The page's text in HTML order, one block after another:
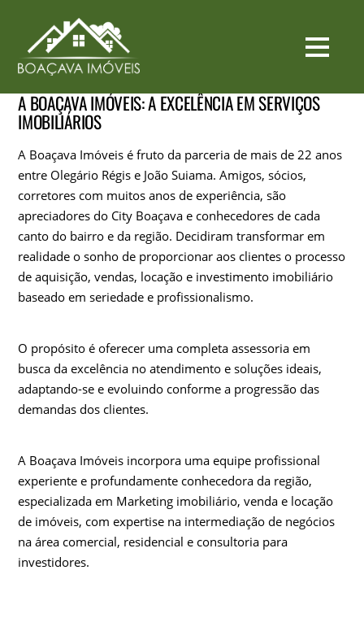
A BOAÇAVA IMÓVEIS: A EXCELÊNCIA EM SERVIÇOS
IMOBILIÁRIOS
A Boaçava Imóveis é fruto da parceria de mais de 22 anos
entre Olegário Régis e João Suiama. Amigos, sócios,
corretores com muitos anos de experiência, são
apreciadores do City Boaçava e conhecedores de cada
canto do bairro e da região. Decidiram transformar em
realidade o sonho de proporcionar aos clientes o processo
de aquisição, vendas, locação e investimento imobiliário
baseado em seriedade e profissionalismo.
O propósito é oferecer uma completa assessoria em
busca da excelência no atendimento e soluções ideais,
adaptando-se e evoluindo conforme a progressão das
demandas dos clientes.
A Boaçava Imóveis incorpora uma equipe profissional
experiente e profundamente conhecedora da região,
especializada em Marketing imobiliário, venda e locação
de imóveis, com expertise na intermediação de negócios
na área comercial, residencial e consultoria para
investidores.